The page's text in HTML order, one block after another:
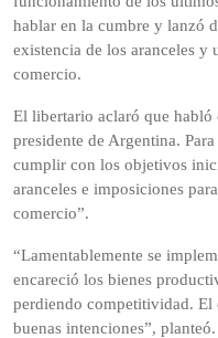
hablar en la cumbre y lanzó
existencia de los aranceles y
comercio.
El libertario aclaró que
presidente de Argentina.
cumplir con los objetivos
aranceles e imposiciones
comercio”.
“Lamentablemente se
encareció los bienes
perdiendo competitividad. El
buenas intenciones”, planteó.